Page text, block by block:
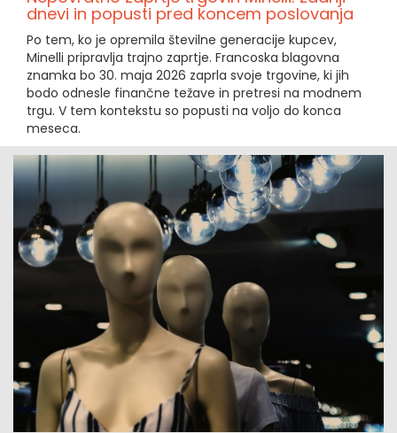
dnevi in popusti pred koncem poslovanja
Po tem, ko je opremila številne generacije kupcev,
Minelli pripravlja trajno zaprtje. Francoska blagovna
znamka bo 30. maja 2026 zaprla svoje trgovine, ki jih
bodo odnesle finančne težave in pretresi na modnem
trgu. V tem kontekstu so popusti na voljo do konca
meseca.